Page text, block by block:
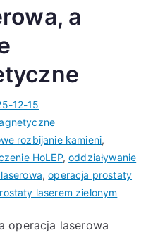
a
12-15
rozbijanie kamieni,
HoLEP,oddziaływanie
,operacja prostaty
laserem zielonym
operacja laserowa